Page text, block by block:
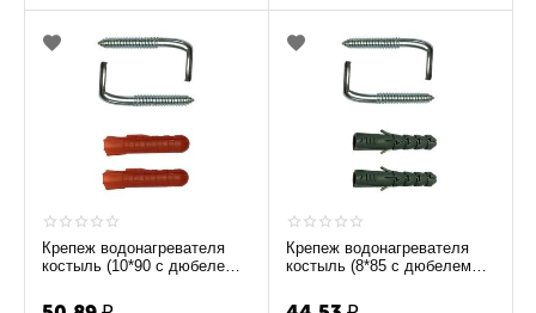
Крепеж водонагревателя
костыль (10*90 с дюбелем
Крепеж водонагревателя
костыль (8*85 с дюбелем